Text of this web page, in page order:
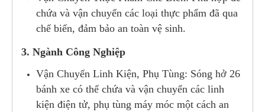
chứa và vận chuyển các loại thực phẩm đã qua
chế biến, đảm bảo an toàn vệ sinh.
3. Ngành Công Nghiệp
Vận Chuyển Linh Kiện, Phụ Tùng: Sóng hở 26
bánh xe có thể chứa và vận chuyển các linh
kiện điện tử, phụ tùng máy móc một cách an